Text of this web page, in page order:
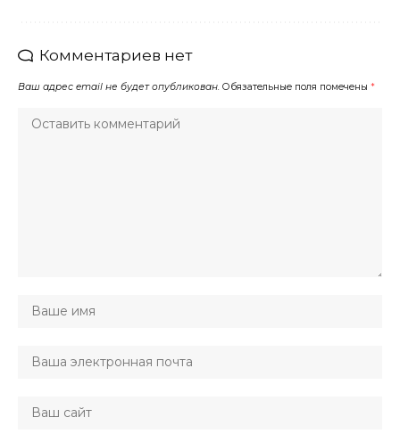
Комментариев нет
Ваш адрес email не будет опубликован. Обязательные поля помечены *